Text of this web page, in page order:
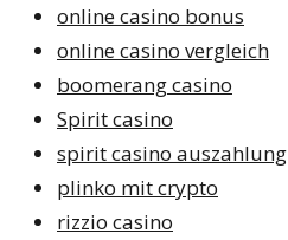
online casino bonus
online casino vergleich
boomerang casino
Spirit casino
spirit casino auszahlung
plinko mit crypto
rizzio casino